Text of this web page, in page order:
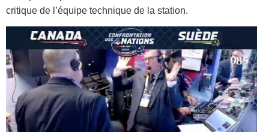
critique de l’équipe technique de la station.